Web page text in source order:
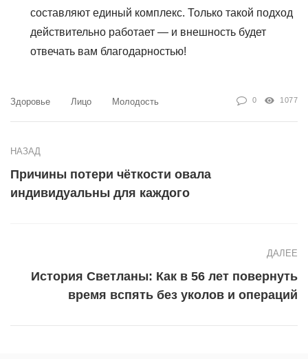
составляют единый комплекс. Только такой подход
действительно работает — и внешность будет
отвечать вам благодарностью!
Здоровье Лицо Молодость 0 1077
НАЗАД
Причины потери чёткости овала
индивидуальны для каждого
ДАЛЕЕ
История Светланы: Как в 56 лет повернуть
время вспять без уколов и операций